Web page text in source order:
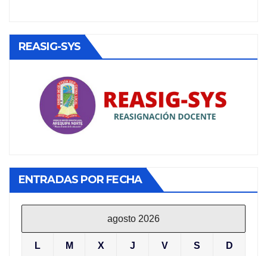
REASIG-SYS
ENTRADAS POR FECHA
agosto 2026
L M X J V S D